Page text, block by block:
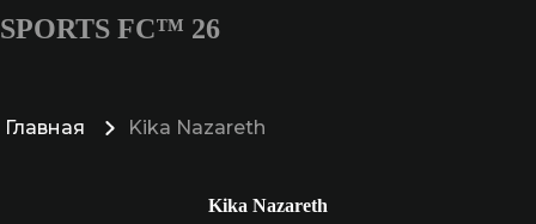
SPORTS FC™ 26
Главная Kika Nazareth
Kika Nazareth